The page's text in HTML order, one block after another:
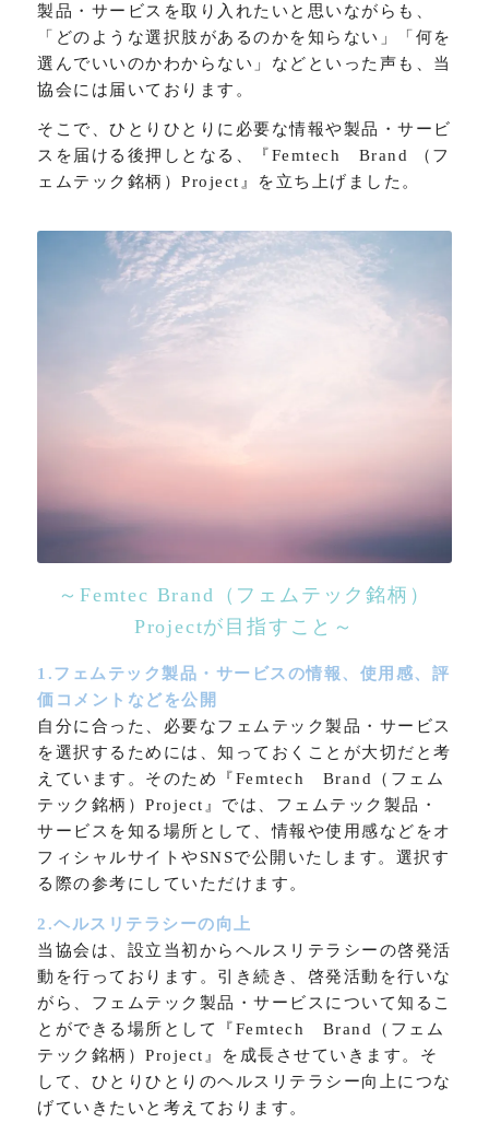
製品・サービスを取り入れたいと思いながらも、
「どのような選択肢があるのかを知らない」「何を
選んでいいのかわからない」などといった声も、当
協会には届いております。
そこで、ひとりひとりに必要な情報や製品・サービ
スを届ける後押しとなる、『Femtech Brand （フ
ェムテック銘柄）Project』を立ち上げました。
～Femtec Brand（フェムテック銘柄）
Projectが目指すこと～
1.フェムテック製品・サービスの情報、使用感、評
価コメントなどを公開
自分に合った、必要なフェムテック製品・サービス
を選択するためには、知っておくことが大切だと考
えています。そのため『Femtech Brand（フェム
テック銘柄）Project』では、フェムテック製品・
サービスを知る場所として、情報や使用感などをオ
フィシャルサイトやSNSで公開いたします。選択す
る際の参考にしていただけます。
2.ヘルスリテラシーの向上
当協会は、設立当初からヘルスリテラシーの啓発活
動を行っております。引き続き、啓発活動を行いな
がら、フェムテック製品・サービスについて知るこ
とができる場所として『Femtech Brand（フェム
テック銘柄）Project』を成長させていきます。そ
して、ひとりひとりのヘルスリテラシー向上につな
げていきたいと考えております。